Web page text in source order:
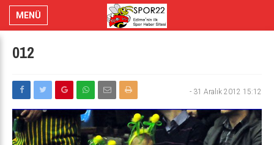
MENÜ
012
- 31 Aralık 2012 15:12